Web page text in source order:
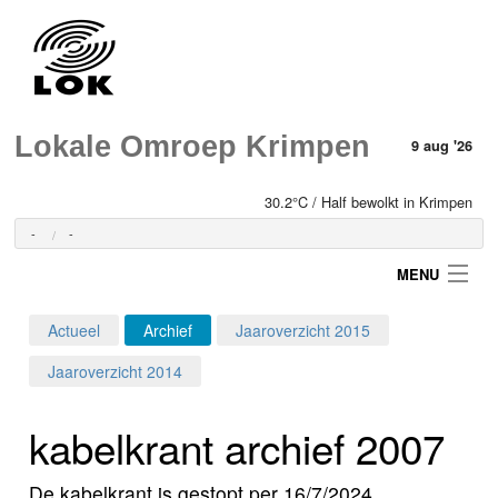
Lokale Omroep Krimpen 9 aug '26
30.2°C / Half bewolkt in Krimpen
- -
MENU
Programma's
Actueel Archief
Jaaroverzicht 2015
Jaaroverzicht 2014
kabelkrant archief 2007